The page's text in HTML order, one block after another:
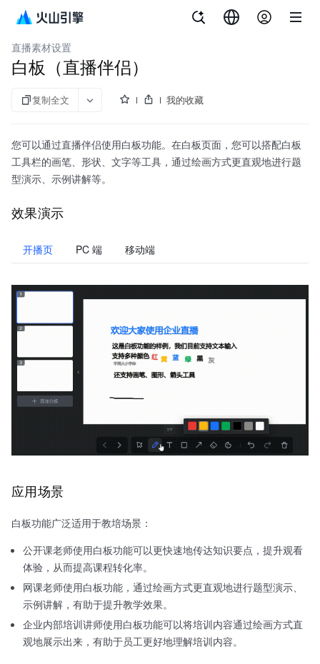
企业直播
直播素材设置
白板（直播伴侣）
复制全文 我的收藏
您可以通过直播伴侣使用白板功能。在白板页面，您可以搭配白板
工具栏的画笔、形状、文字等工具，通过绘画方式更直观地进行题
型演示、示例讲解等。
效果演示
开播页 PC 端 移动端
应用场景
白板功能广泛适用于教培场景：
公开课老师使用白板功能可以更快速地传达知识要点，提升观看
体验，从而提高课程转化率。
网课老师使用白板功能，通过绘画方式更直观地进行题型演示、
示例讲解，有助于提升教学效果。
企业内部培训讲师使用白板功能可以将培训内容通过绘画方式直
观地展示出来，有助于员工更好地理解培训内容。